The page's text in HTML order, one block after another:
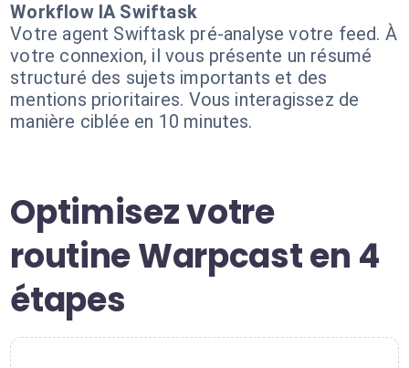
Workflow IA Swiftask
Votre agent Swiftask pré-analyse votre feed. À
votre connexion, il vous présente un résumé
structuré des sujets importants et des
mentions prioritaires. Vous interagissez de
manière ciblée en 10 minutes.
Optimisez votre
routine Warpcast en 4
étapes